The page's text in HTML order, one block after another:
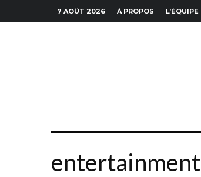
7 AOÛT 2026 À PROPOS L’ÉQUIPE
entertainment